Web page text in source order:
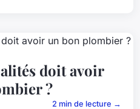
doit avoir
?
2 min de lecture →